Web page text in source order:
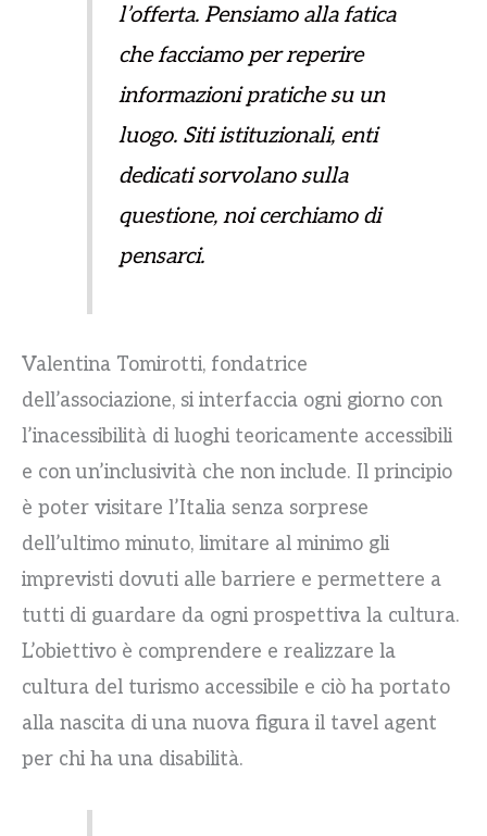
l’offerta. Pensiamo alla fatica
che facciamo per reperire
informazioni pratiche su un
luogo. Siti istituzionali, enti
dedicati sorvolano sulla
questione, noi cerchiamo di
pensarci.
Valentina Tomirotti, fondatrice
dell’associazione, si interfaccia ogni giorno con
l’inacessibilità di luoghi teoricamente accessibili
e con un’inclusività che non include. Il principio
è poter visitare l’Italia senza sorprese
dell’ultimo minuto, limitare al minimo gli
imprevisti dovuti alle barriere e permettere a
tutti di guardare da ogni prospettiva la cultura.
L’obiettivo è comprendere e realizzare la
cultura del turismo accessibile e ciò ha portato
alla nascita di una nuova figura il tavel agent
per chi ha una disabilità.